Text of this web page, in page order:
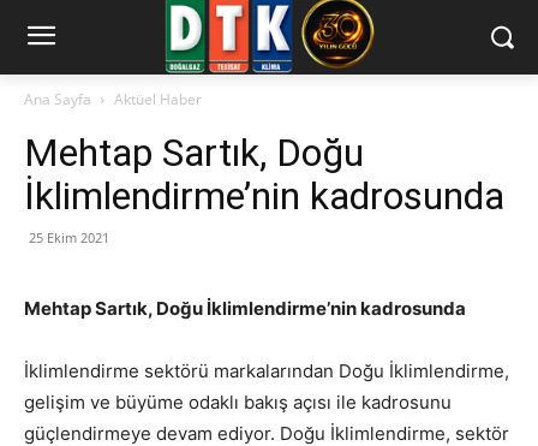
Ana Sayfa Aktüel Haber
Mehtap Sartık, Doğu
İklimlendirme’nin kadrosunda
25 Ekim 2021
Mehtap Sartık, Doğu İklimlendirme’nin kadrosunda
İklimlendirme sektörü markalarından Doğu İklimlendirme,
gelişim ve büyüme odaklı bakış açısı ile kadrosunu
güçlendirmeye devam ediyor. Doğu İklimlendirme, sektör